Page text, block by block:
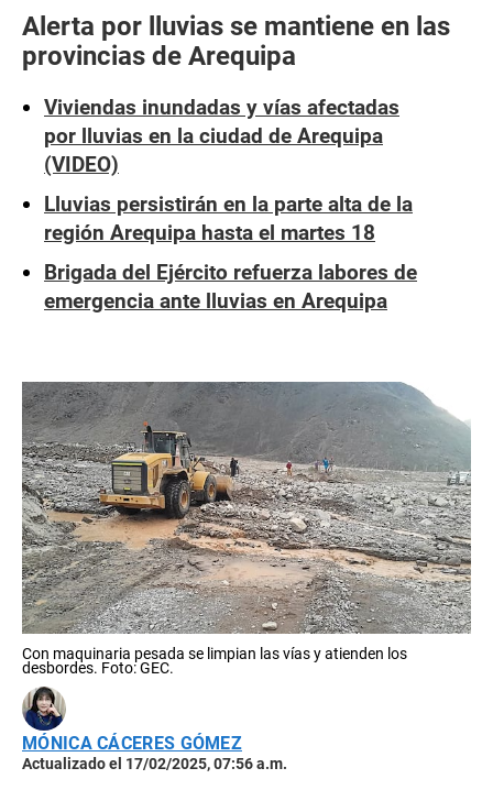
Alerta por lluvias se mantiene en las
provincias de Arequipa
Viviendas inundadas y vías afectadas
por lluvias en la ciudad de Arequipa
(VIDEO)
Lluvias persistirán en la parte alta de la
región Arequipa hasta el martes 18
Brigada del Ejército refuerza labores de
emergencia ante lluvias en Arequipa
Con maquinaria pesada se limpian las vías y atienden los
desbordes. Foto: GEC.
MÓNICA CÁCERES GÓMEZ
Actualizado el 17/02/2025, 07:56 a.m.